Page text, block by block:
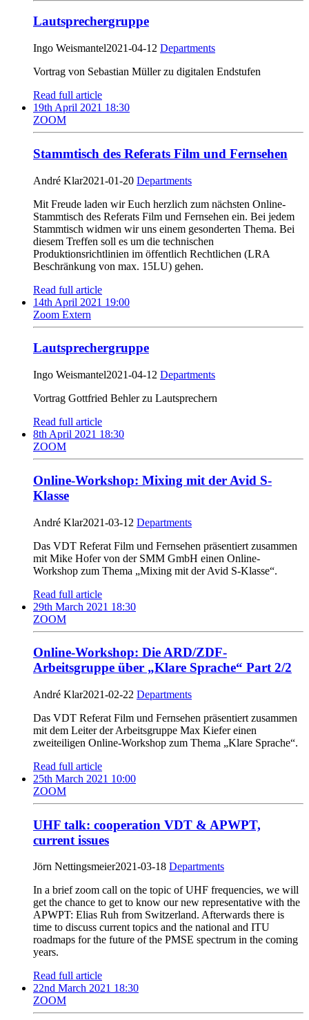
Lautsprechergruppe
Ingo Weismantel2021-04-12 Departments
Vortrag von Sebastian Müller zu digitalen Endstufen
Read full article
19th April 2021 18:30
ZOOM
Stammtisch des Referats Film und Fernsehen
André Klar2021-01-20 Departments
Mit Freude laden wir Euch herzlich zum nächsten Online-
Stammtisch des Referats Film und Fernsehen ein. Bei jedem
Stammtisch widmen wir uns einem gesonderten Thema. Bei
diesem Treffen soll es um die technischen
Produktionsrichtlinien im öffentlich Rechtlichen (LRA
Beschränkung von max. 15LU) gehen.
Read full article
14th April 2021 19:00
Zoom Extern
Lautsprechergruppe
Ingo Weismantel2021-04-12 Departments
Vortrag Gottfried Behler zu Lautsprechern
Read full article
8th April 2021 18:30
ZOOM
Online-Workshop: Mixing mit der Avid S-
Klasse
André Klar2021-03-12 Departments
Das VDT Referat Film und Fernsehen präsentiert zusammen
mit Mike Hofer von der SMM GmbH einen Online-
Workshop zum Thema „Mixing mit der Avid S-Klasse“.
Read full article
29th March 2021 18:30
ZOOM
Online-Workshop: Die ARD/ZDF-
Arbeitsgruppe über „Klare Sprache“ Part 2/2
André Klar2021-02-22 Departments
Das VDT Referat Film und Fernsehen präsentiert zusammen
mit dem Leiter der Arbeitsgruppe Max Kiefer einen
zweiteiligen Online-Workshop zum Thema „Klare Sprache“.
Read full article
25th March 2021 10:00
ZOOM
UHF talk: cooperation VDT & APWPT,
current issues
Jörn Nettingsmeier2021-03-18 Departments
In a brief zoom call on the topic of UHF frequencies, we will
get the chance to get to know our new representative with the
APWPT: Elias Ruh from Switzerland. Afterwards there is
time to discuss current topics and the national and ITU
roadmaps for the future of the PMSE spectrum in the coming
years.
Read full article
22nd March 2021 18:30
ZOOM